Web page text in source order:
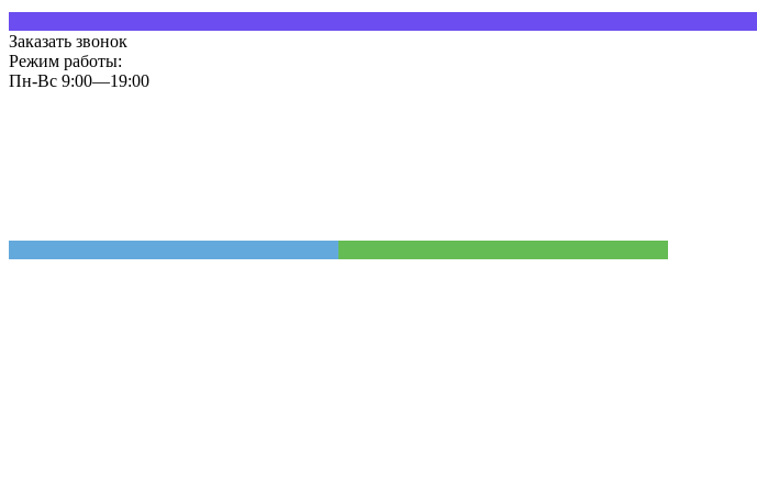
Заказать звонок
Режим работы:
Пн-Вс 9:00—19:00